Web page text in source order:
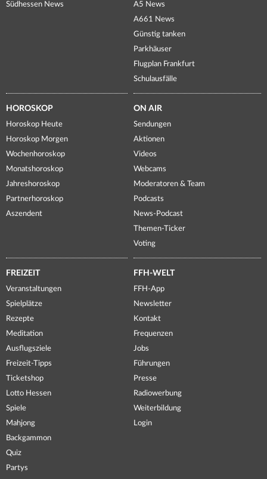
Südhessen News
A5 News
A661 News
Günstig tanken
Parkhäuser
Flugplan Frankfurt
Schulausfälle
HOROSKOP
Horoskop Heute
Horoskop Morgen
Wochenhoroskop
Monatshoroskop
Jahreshoroskop
Partnerhoroskop
Aszendent
ON AIR
Sendungen
Aktionen
Videos
Webcams
Moderatoren & Team
Podcasts
News-Podcast
Themen-Ticker
Voting
FREIZEIT
Veranstaltungen
Spielplätze
Rezepte
Meditation
Ausflugsziele
Freizeit-Tipps
Ticketshop
Lotto Hessen
Spiele
Mahjong
Backgammon
Quiz
Partys
FFH-WELT
FFH-App
Newsletter
Kontakt
Frequenzen
Jobs
Führungen
Presse
Radiowerbung
Weiterbildung
Login